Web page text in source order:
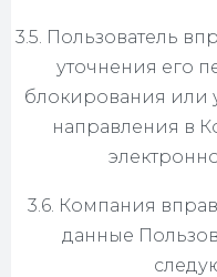
3.5. Пользователь
уточнения его
блокирования или
направления в
3.6. Компания
данные